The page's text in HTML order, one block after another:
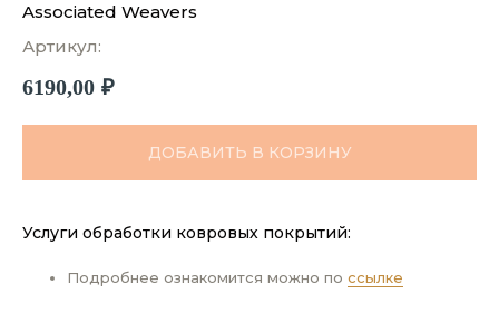
Associated Weavers
Артикул:
6190,00 ₽
ДОБАВИТЬ В КОРЗИНУ
Услуги обработки ковровых покрытий:
Подробнее ознакомится можно по ссылке